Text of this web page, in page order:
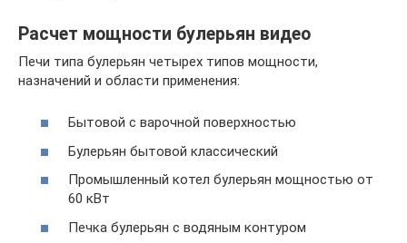
Расчет мощности булерьян видео
Печи типа булерьян четырех типов мощности,
назначений и области применения:
Бытовой с варочной поверхностью
Булерьян бытовой классический
Промышленный котел булерьян мощностью от
60 кВт
Печка булерьян с водяным контуром